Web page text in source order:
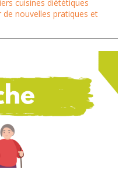
cuisines diététiques
nouvelles pratiques et